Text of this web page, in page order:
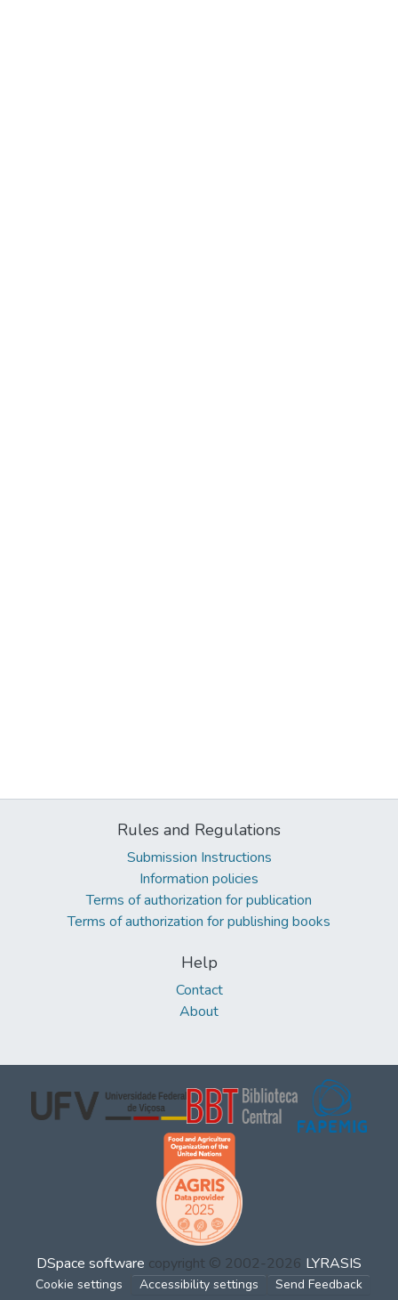
Rules and Regulations
Submission Instructions
Information policies
Terms of authorization for publication
Terms of authorization for publishing books
Help
Contact
About
DSpace software copyright © 2002-2026 LYRASIS
Cookie settings Accessibility settings Send Feedback